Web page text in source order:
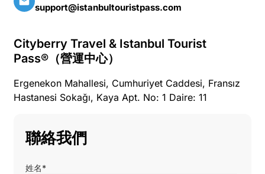
support@istanbultouristpass.com
Cityberry Travel & Istanbul Tourist
Pass®（營運中心）
Ergenekon Mahallesi, Cumhuriyet Caddesi, Fransız
Hastanesi Sokağı, Kaya Apt. No: 1 Daire: 11
聯絡我們
姓名*